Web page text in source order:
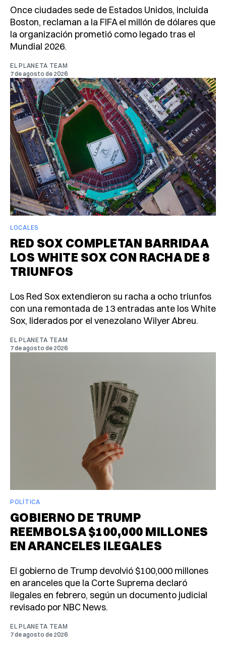
Once ciudades sede de Estados Unidos, incluida
Boston, reclaman a la FIFA el millón de dólares que
la organización prometió como legado tras el
Mundial 2026.
EL PLANETA TEAM
7 de agosto de 2026
LOCALES
RED SOX COMPLETAN BARRIDA A
LOS WHITE SOX CON RACHA DE 8
TRIUNFOS
Los Red Sox extendieron su racha a ocho triunfos
con una remontada de 13 entradas ante los White
Sox, liderados por el venezolano Wilyer Abreu.
EL PLANETA TEAM
7 de agosto de 2026
POLÍTICA
GOBIERNO DE TRUMP
REEMBOLSA $100,000 MILLONES
EN ARANCELES ILEGALES
El gobierno de Trump devolvió $100,000 millones
en aranceles que la Corte Suprema declaró
ilegales en febrero, según un documento judicial
revisado por NBC News.
EL PLANETA TEAM
7 de agosto de 2026